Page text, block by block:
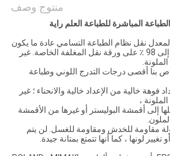
منتوج وصف
المباشرة للطباعة العلم راية
1. هذا الحبر التسامي DYE لمعدل نقل نظام الطباعة التسامي عادة ما يكون
أكثر من 98 ٪. سوف تصل إلى 98 ٪ على ورقة نقل المغلفة الخاصة. غير
بنا أقصى درجات التدرج اللوني وطباعة
فوهة خالية من الإعداد خالية والانحناء ؛ غير
،
إلى أقمشة البوليستر أو غيرها من الأقمشة
مقاومة للخدش ومقاومة للغسل. لن يتم
لونها ، كما أنها تتمتع بمتانة جيدة.